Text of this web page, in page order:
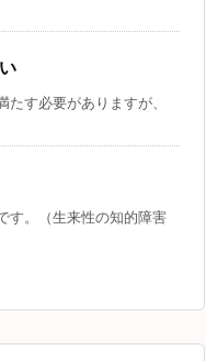
す必要がありますが、
す。（生来性の知的障害